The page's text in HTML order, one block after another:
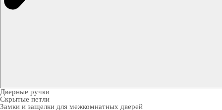
Дверные ручки
Скрытые петли
Замки и защелки для межкомнатных дверей